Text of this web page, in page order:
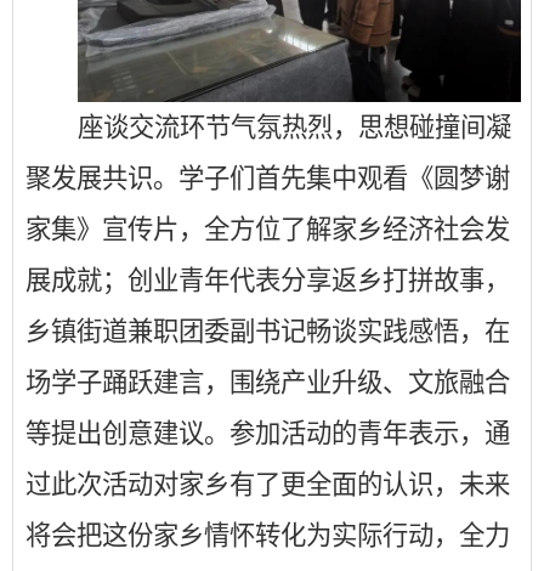
座谈交流环节气氛热烈，思想碰撞间凝
聚发展共识。学子们首先集中观看《圆梦谢
家集》宣传片，全方位了解家乡经济社会发
展成就；创业青年代表分享返乡打拼故事，
乡镇街道兼职团委副书记畅谈实践感悟，在
场学子踊跃建言，围绕产业升级、文旅融合
等提出创意建议。参加活动的青年表示，通
过此次活动对家乡有了更全面的认识，未来
将会把这份家乡情怀转化为实际行动，全力